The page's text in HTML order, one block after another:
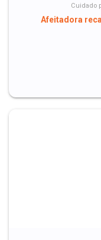
Cuidado
Afeitadora